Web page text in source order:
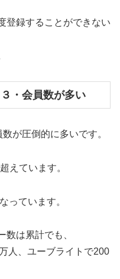
登録することができない
・会員数が多い
が圧倒的に多いです。
えています。
っています。
数は累計でも、
人、ユーブライトで200